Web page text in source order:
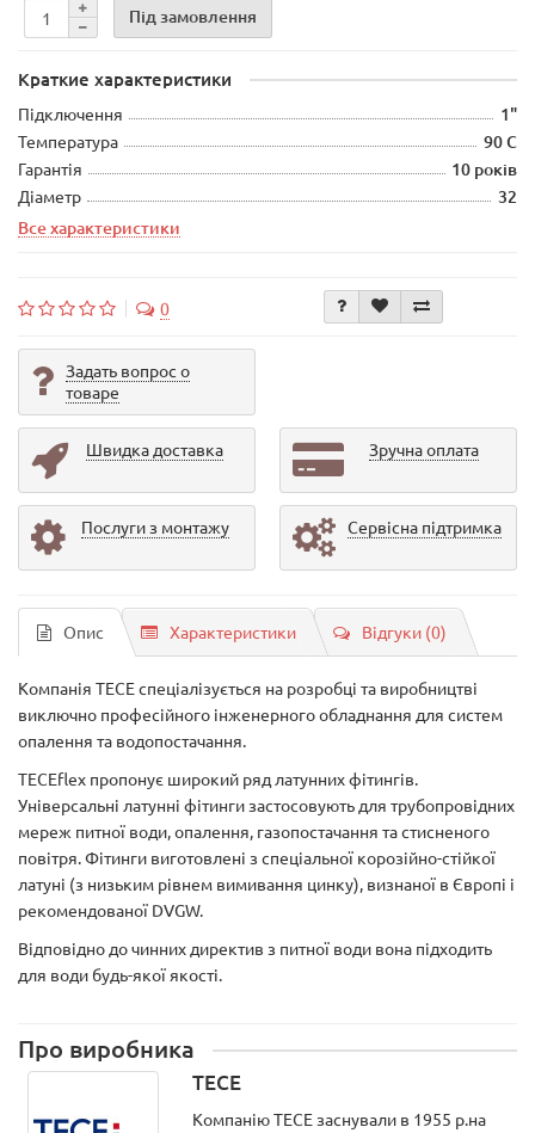
Під замовлення
Краткие характеристики
Підключення 1"
Температура 90 С
Гарантія 10 років
Діаметр
32
Все характеристики
0
Задать вопрос о
товаре
Швидка доставка Зручна оплата
Послуги з монтажу Сервісна підтримка
Опис Характеристики Відгуки (0)
Компанія TECE спеціалізується на розробці та виробництві
виключно професійного інженерного обладнання для систем
опалення та водопостачання.
TECEflex пропонує широкий ряд латунних фітингів.
Універсальні латунні фітинги застосовують для трубопровідних
мереж питної води, опалення, газопостачання та стисненого
повітря. Фітинги виготовлені з спеціальної корозійно-стійкої
латуні (з низьким рівнем вимивання цинку), визнаної в Європі і
рекомендованої DVGW.
Відповідно до чинних директив з питної води вона підходить
для води будь-якої якості.
Про виробника
TECE
Компанію ТЕСЕ заснували в 1955 р.на